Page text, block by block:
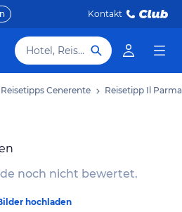
Kontakt
Hotel, Reiseziel
Reisetipps Cenerente Reisetipp Il Parma
noch nicht bewertet.
hochladen